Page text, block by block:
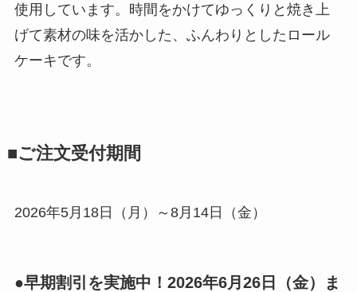
使用しています。時間をかけてゆっくりと焼き上
げて素材の味を活かした、ふんわりとしたロール
ケーキです。
■ご注文受付期間
2026年5月18日（月）～8月14日（金）
●早期割引を実施中！2026年6月26日（金）ま